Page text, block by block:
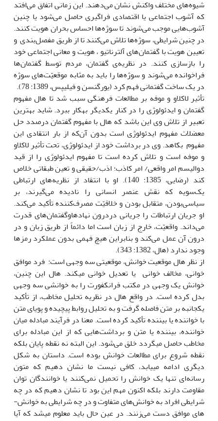
شیوه‌های مختلف واکنش نشان می‌دهند. این زمانی اتفاق می‌افتد
که آشوب اجتماعی ‌یا اقتصادی فراگیری حاصل می‌شود ‌یا چنین
آشوب‌هایی موجب می‌شوند تا سوژه‌ها احساس بحران هویت کنند‌‌‌‌.
در چنین شرایطی‌‌‌‌، سوژه‌ها تلاش می‌کنند تا از طریق مفصل‌بندی و
تعیین هویت با گفتمان‌های آلترناتیو ‌‌‌‌، هویت و معانی اجتماعی خود
را بازسازی کنند. در نظریه‌ی گفتمان، مردم توسط گفتمان‌ها
فراخوانده می‌شوند و سوژه‌ها را باید به مثابه موقعیّت‌های سوژه
در یک ساخت گفتمانی فهم کرد (یورگنسن و فیلیپس، 1389: 78).
تأثیر لاکلاو و موفه بر مطالعات فرهنگی سبب شد تا هال مفهوم
گفتمان و ایدئولوژی را در کنار یکدیگر به‎کار ببرد. شاید بهترین
تعبیر از تلاش وی این باشد که هال با مفهوم گفتمان درصدد حل
معضلات مفهوم ایدئولوژی است بدون آن‌که از بار انتقادی این
مفهوم بکاهد. وی در برداشت خود از ایدئولوژی، تحت تأثیر لاکلاو
و موفه است و تلاش کرده است تا مفهوم ایدئولوژی را از قید
دوالیسم امر واقعی/ امر کاذب؛ اذب/حقیقی و تعین طبقاتی خلاص
کند (رضایی، 1385: 140). او با انتقاد از نظریه‌های ارتباطی
یک‌سویه که نقش عنصر انسانی را نادیده می‌گیرند، بر
سیاسی‌بودن، متقابل ‌بودن و خلاقیّت مصرف‌کننده تأکید می‌کند.
او جریان ارتباطات را جریانی دردرون نهادهاوگفتمان‌های قدرت
می‌داند. واقعیّت، خارج از زبان است اما دائماً از طریق زبان و در
درون آن عمل می‌کند و بنابراین هیچ فهمی بدون عملکرد رمزها
وجود ندارد (هال، 1382: 343).
از نظر هال موقعیت خوانش، موقعیتی سه وجهی است: فرد موافق
خوانی، مخالف خوانی یا تعدیل خوانی می‏‎کند. هال این چنین،
خوانش یک وجهی در مکتب فرانکفورت را به خوانشی سه وجهی
بدل کرده است. در واقع هال در نظریه تحلیل مخاطب، از تأکید
یک‎جانبه بر متن فاصله گرفت و به تحلیل روابط پیچیده و پویای متن
با خواننده یا بیننده تأکید کرده است. معنا در فرآیند مبادله میان
خواننده، بیننده یا متن و برداشت‌هایی که از این مبادله برای
مخاطب حاصل می‎گردد خلق می‌شود. این البته نه نقطه پایان بلکه
نقطه شروع برای مطالعات خوانش بوده است. داستان به شکل
دیگری ادامه می‏‎یابد، کافی نیست ما نشان دهیم که متون
رسانه‌ای تنها یک خوانش را تحمیل نمی‌‌کنند یا خوانندگان توان
مقاومت دارند بلکه اکنون مهم این بود تا نشان دهیم که در چه
شرایطی افراد به خوانش‌های متفاوت و در چه شرایطی به خوانش-
های موافق دست می‌زنند. در عین حال باید معلوم می‏‎شد که آیا